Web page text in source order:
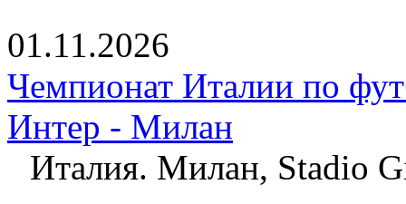
01.11.2026
Чемпионат Италии по
Интер - Милан
Италия. Милан, Stadio